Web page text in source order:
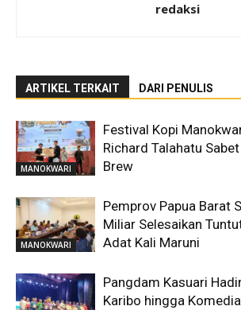
redaksi
ARTIKEL TERKAIT DARI PENULIS
MANOKWARI
Festival Kopi
Richard Talahatu
Brew
MANOKWARI
Pemprov Papua Barat
Miliar Selesaikan
Adat Kali Maruni
Pangdam Kasuari
Karibo hingga